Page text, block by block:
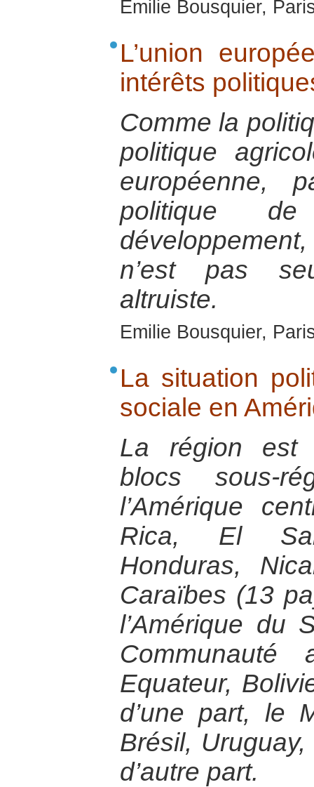
Emilie Bousquier,
L’union
intérêts
Comme la
politique
politique
n’est pas
altruiste.
Emilie Bousquier,
La situation
sociale en
La région est
blocs sous-
l’Amérique
Rica, El
Honduras,
Caraïbes (13
l’Amérique du
Communauté
Equateur,
d’une part, le
Brésil,
d’autre part.